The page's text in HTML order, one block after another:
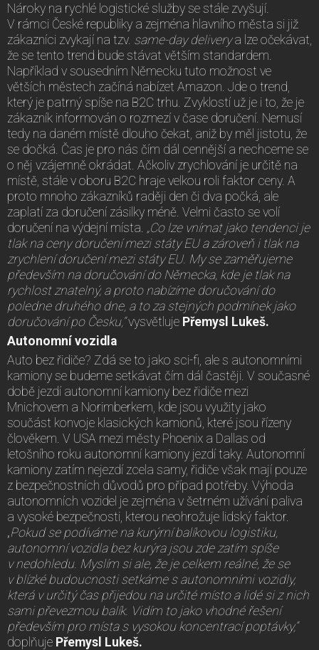
Nároky na rychlé logistické služby se stále zvyšují.
V rámci České republiky a zejména hlavního města si již
zákazníci zvykají na tzv. same-day deliverya lze očekávat,
že se tento trend bude stávat větším standardem.
Například v sousedním Německu tuto možnost ve
větších městech začíná nabízet Amazon. Jde o trend,
který je patrný spíše na B2C trhu. Zvyklostí už je i to, že je
zákazník informován o rozmezí v čase doručení. Nemusí
tedy na daném místě dlouho čekat, aniž by měl jistotu, že
se dočká. Čas je pro nás čím dál cennější a nechceme se
o něj vzájemně okrádat. Ačkoliv zrychlování je určitě na
místě, stále v oboru B2C hraje velkou roli faktor ceny. A
proto mnoho zákazníků raději den či dva počká, ale
zaplatí za doručení zásilky méně. Velmi často se volí
doručení na výdejní místa. „Co lze vnímat jako tendenci je
tlak na ceny doručení mezi státy EU a zároveň i tlak na
zrychlení doručení mezi státy EU. My se zaměřujeme
především na doručování do Německa, kde je tlak na
rychlost znatelný, a proto nabízíme doručování do
poledne druhého dne, a to za stejných podmínek jako
doručování po Česku,“vysvětluje Přemysl Lukeš.
Autonomní vozidla
Auto bez řidiče? Zdá se to jako sci-fi, ale s autonomními
kamiony se budeme setkávat čím dál častěji. V současné
době jezdí autonomní kamiony bez řidiče mezi
Mnichovem a Norimberkem, kde jsou využity jako
součást konvoje klasických kamionů, které jsou řízeny
člověkem. V USA mezi městy Phoenix a Dallas od
letošního roku autonomní kamiony jezdí taky. Autonomní
kamiony zatím nejezdí zcela samy, řidiče však mají pouze
z bezpečnostních důvodů pro případ potřeby. Výhoda
autonomních vozidel je zejména v šetrném užívání paliva
a vysoké bezpečnosti, kterou neohrožuje lidský faktor.
„Pokud se podíváme na kurýrní balíkovou logistiku,
autonomní vozidla bez kurýra jsou zde zatím spíše
v nedohledu. Myslím si ale, že je celkem reálné, že se
v blízké budoucnosti setkáme s autonomními vozidly,
která v určitý čas přijedou na určité místo a lidé si z nich
sami převezmou balík. Vidím to jako vhodné řešení
především pro místa s vysokou koncentrací poptávky,“
doplňuje Přemysl Lukeš.